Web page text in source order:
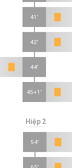
41'
42'
44'
45+1'
Hiệp 2
54'